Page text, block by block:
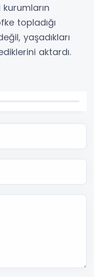
topladığı
yaşadıkları
aktardı.